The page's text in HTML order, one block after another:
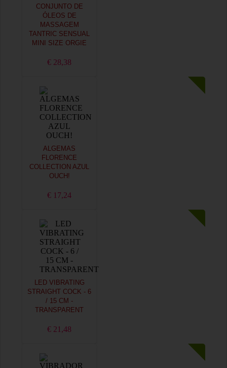
CONJUNTO DE
ÓLEOS DE
MASSAGEM
TANTRIC SENSUAL
MINI SIZE ORGIE
€ 28,38
ALGEMAS
FLORENCE
COLLECTION AZUL
OUCH!
€ 17,24
LED VIBRATING
STRAIGHT COCK - 6
/ 15 CM -
TRANSPARENT
€ 21,48